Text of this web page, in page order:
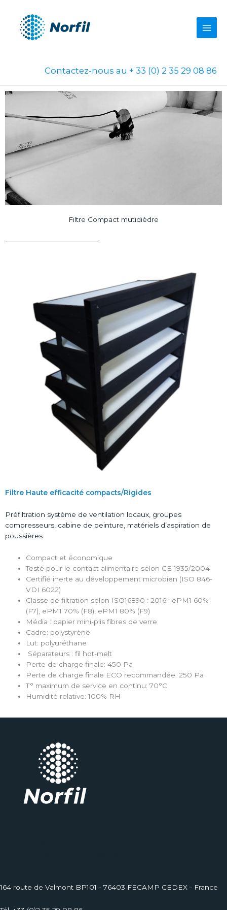
contenu
Contactez-nous au + 33 (0) 2 35 29 08 86
Filtre Compact mutidièdre
Filtre Haute efficacité compacts/Rigides
Préfiltration système de ventilation locaux, groupes
compresseurs, cabine de peinture, matériels d’aspiration de
poussières.
Compact et économique
Testé pour le contact alimentaire selon CE 1935/2004
Certifié inerte au développement microbien (ISO 846-
VDI 6022)
Classe de filtration selon ISO16890 : 2016 : ePM1 60%
(F7), ePM1 70% (F8), ePM1 80% (F9)
Média : papier mini-plis fibres de verre
Cadre: polystyrène
Lut: polyuréthane
Séparateurs : fil hot-melt
Perte de charge finale: 450 Pa
Perte de charge finale ECO recommandée: 250 Pa
T° maximum de service en continu: 70°C
Humidité relative: 100% RH
164 route de Valmont BP101 - 76403 FECAMP CEDEX - France